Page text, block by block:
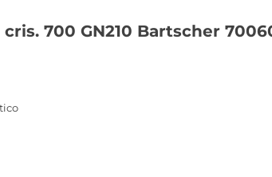
700 GN210 Bartscher